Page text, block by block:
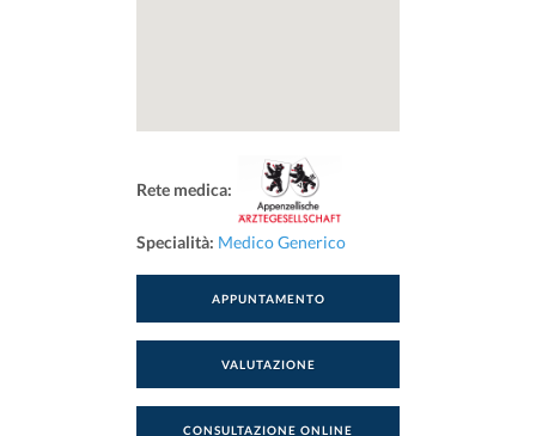
Rete medica:
Specialità: Medico Generico
APPUNTAMENTO
VALUTAZIONE
CONSULTAZIONE ONLINE